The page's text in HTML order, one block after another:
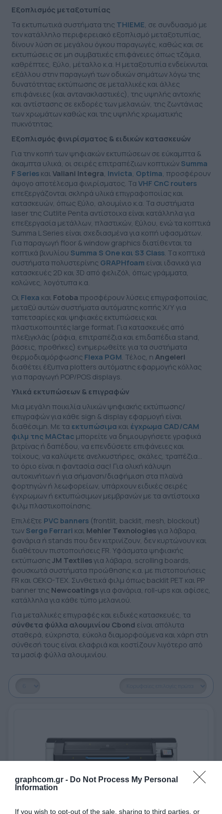
graphcom.gr - Do Not Process My Personal
Information
If you wish to opt-out of the sale, sharing to third parties, or
Εξοπλισμός μεταξοτυπίας
Τα εκτυπωτικά συστήματα της THIEME , σε συνδυασμό με
τον κατάλληλο περιφερειακό εξοπλισμό μεταξοτυπίας,
δίνουν λύση σε μεγάλου όγκου παραγωγές, καθώς και σε
εκτυπώσεις σε μη συμβατικές επιφάνειες όπως τζάμια,
καθρέπτες, ξύλο, μέταλλο κ.α. Η μεταξοτυπία ενδείκνυται
εξάλλου στην παραγωγή των οδικών σημάτων λόγω της
δυνατότητας εκτύπωσης σε μεταλλικές και άλλες
επιφάνειες (και αντανακλαστικές), της υψηλής αντοχής
και αντίστασης σε εκδορές των μελανιών, της ζωντάνιας
των χρωμάτων καθώς και της υψηλής χρωματικής
πυκνότητας.
Εξοπλισμός φινιρίσματος & ειδικών κατασκευών
Για την κοπή των ψηφιακών εκτυπώσεων σε εύκαμπτα &
άκαμπτα υλικά, οι σειρές επιτραπέζιων κοπτικών Summa
F Seriesκαι Valiani Integra Invicta Optima , προσφέρουν
άψογο αποτέλεσμα φινιρίσματος. Τα VHF CnC routers
επεξεργάζονται σκληρά υλικά επιγραφοποιίας και
κατασκευών, όπως ξύλο, αλουμίνιο κ.α. Τα συστήματα
laser της Cutlite Penta αντίστοιχα είναι κατάλληλα για
επεξεργασία μετάλλων, πλαστικών, ξύλου, ενώ τα κοπτικά
Summa L Series είναι σχεδιασμένα για κοπή υφασμάτων.
Για παραγωγή floor & window graphics διατίθενται τα
κοπτικά βινυλίου Summa S One και S3 Class. Tα κοπτικά
συστήματα πολυστερίνης GRAPHfoam είναι ιδανικά για
κατασκευές 2D και 3D από φελιζόλ, όπως γράμματα,
κολώνες, λογότυπα κ.α.
Οι Flexa και Fotoba προσφέρουν λύσεις επιγραφοποιίας,
μεταξύ αυτών συστήματα αυτόματης κοπής Χ/Υ για
ταπετσαρίες και ψηφιακές εκτυπώσεις και
πλαστικοποιητές large format. Για κατασκευές από
πλεξιγκλάς (ράφια, επιτραπέζια και επιδαπέδια stand,
βάσεις, προθήκες) ενημερωθείτε για τα συστήματα
θερμοδιαμόρφωσης Flexa PGM . Τέλος, η Angeleri
διαθέτει έξυπνα plotters αυτόματης εφαρμογής κόλλας
για παραγωγή POP/POS displays.
Υλικά εκτυπώσεων & επιγραφών
Μια μεγάλη ποικιλία υλικών ψηφιακής εκτύπωσης/
επιγραφών για κάθε sign & display εφαρμογή είναι
διαθέσιμη. Με τα εκτυπώσιμα και έγχρωμα CAD/CAM
φιλμ της MACtac μπορείτε να δημιουργήσετε γραφικά
βιτρίνας ή δαπέδου, να επενδύσετε επιφάνειες και
τοίχους, να καλύψετε ανελκυστήρες, σκάλες, τραπέζια…
το όριο είναι η φαντασία σας! Για ολική κάλυψη
αυτοκινήτων ή για σήμανση/διαφήμιση στα πλαϊνά
φορτηγών ή λεωφορείων, υπάρχουν ειδικές σειρές
έγχρωμων ή εκτυπώσιμων μεμβρανών με τα αντίστοιχα
φιλμ πλαστικοποίησης.
Επιλέξτε PVC banners(frontlit, backlit, mesh, blockout)
των Serge Ferrari και Mehler Texnologiesγια λάβαρα,
φανάρια ή stands που δεν κιτρινίζουν, δεν κυρτώνουν και
διαθέτουν πιστοποιήσεις FR. Υφάσματα ψηφιακής
εκτύπωσης JM Textilesγια λάβαρα, scrolling boards,
φουσκωτά συστήματα προώθησης κ.α. με πιστοποιήσεις
FR και OEKO-TEX. Συνθετικά φιλμ όπως backlit PET και PP
banner της Newcoatingsγια φανάρια, roll-ups και αφίσες,
κατάλληλα για κάθε τύπο μελανιού.
Για μεταλλικές επιγραφές και ειδικές κατασκευές, τα
σύνθετα φύλλα αλουμινίου Cbond είναι απόλυτα
σταθερά, εύχρηστα, εύκολα διαμορφούμενα και χάρη στη
σύνθεσή τους είναι ελαφριά και κοστίζουν λιγότερο από
τα μασίφ φύλλα αλουμινίου.